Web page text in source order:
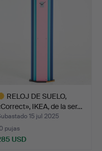
RELOJ DE SUELO,
IKEA, de la ser…
15 jul 2025
pujas
USD